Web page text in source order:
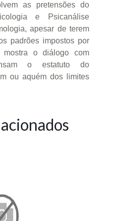
as pretensões do
e Psicanálise
apesar de terem
padrões impostos por
o diálogo com
o estatuto do
ou aquém dos limites